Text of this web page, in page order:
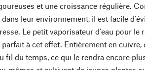
et une croissance régulière.
dans leur environnement, il est facile
Le petit vaporisateur d'eau pour le
à cet effet. Entièrement en cuivre,
fil du temps, ce qui le rendra encore